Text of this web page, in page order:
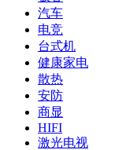
汽车
电竞
台式机
健康家电
散热
安防
商显
HIFI
激光电视